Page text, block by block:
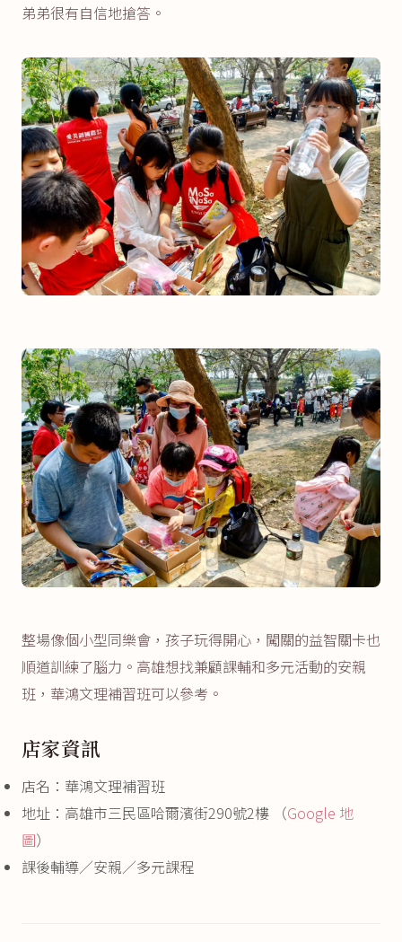
弟弟很有自信地搶答。
整場像個小型同樂會，孩子玩得開心，闖關的益智關卡也
順道訓練了腦力。高雄想找兼顧課輔和多元活動的安親
班，華鴻文理補習班可以參考。
店家資訊
店名：華鴻文理補習班
地址：高雄市三民區哈爾濱街290號2樓 （Google 地
圖）
課後輔導／安親／多元課程